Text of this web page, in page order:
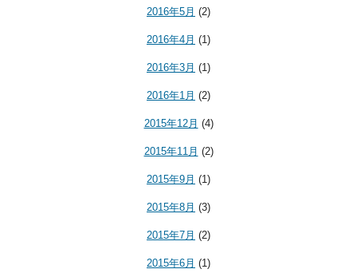
2016年5月 (2)
2016年4月 (1)
2016年3月 (1)
2016年1月 (2)
2015年12月 (4)
2015年11月 (2)
2015年9月 (1)
2015年8月 (3)
2015年7月 (2)
2015年6月 (1)